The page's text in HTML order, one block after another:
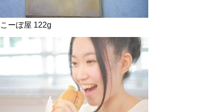
こーぼ屋 122g